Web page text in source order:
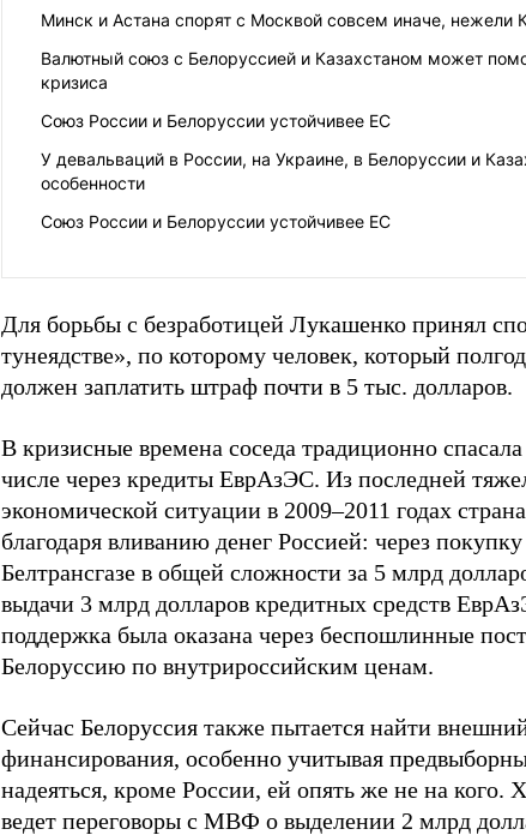
Минск и Астана спорят с Москвой совсем иначе, нежели
Валютный союз с Белоруссией и Казахстаном может
кризиса
Союз России и Белоруссии устойчивее ЕС
У девальваций в России, на Украине, в Белоруссии и
особенности
Союз России и Белоруссии устойчивее ЕС
Для борьбы с безработицей Лукашенко принял
тунеядстве», по которому человек, который
должен заплатить штраф почти в 5 тыс. долларов.
В кризисные времена соседа традиционно
числе через кредиты ЕврАзЭС. Из последней
экономической ситуации в 2009–2011 годах
благодаря вливанию денег Россией: через
Белтрансгазе в общей сложности за 5 млрд
выдачи 3 млрд долларов кредитных средств
поддержка была оказана через беспошлинные
Белоруссию по внутрироссийским ценам.
Сейчас Белоруссия также пытается найти
финансирования, особенно учитывая
надеяться, кроме России, ей опять же не на кого.
ведет переговоры с МВФ о выделении 2 млрд